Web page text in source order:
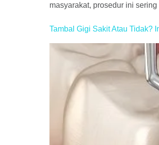
masyarakat, prosedur ini
Tambal Gigi Sakit Atau Tidak?